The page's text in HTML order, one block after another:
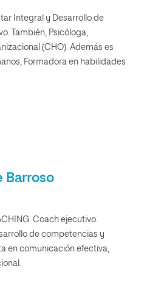
Integral y Desarrollo de
También, Psicóloga,
(CHO). Además es
Formadora en habilidades
Barroso
Coach ejecutivo.
de competencias y
en comunicación efectiva,